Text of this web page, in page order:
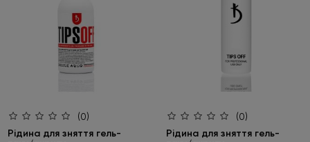
(0)
Рідина для зняття гель-
(0)
Рідина для зняття гель-